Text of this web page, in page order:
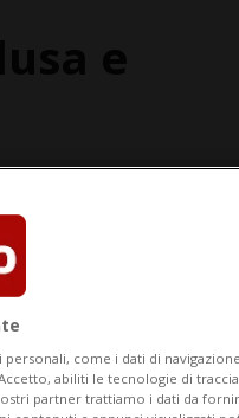
come i dati di
abiliti le tecnologie di
partner trattiamo i dati da